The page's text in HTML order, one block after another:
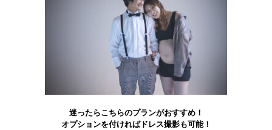
迷ったらこちらのプランがおすすめ！
オプションを付ければドレス撮影も可能！